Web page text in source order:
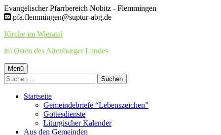
Springe
zum
Evangelischer Pfarrbereich Nobitz - Flemmingen
pfa.flemmingen@suptur-abg.de
Kirche im Wieratal
im Osten des Altenburger Landes
Primäres
Menü
Menü
Suchen
nach:
Startseite
Gemeindebriefe “Lebenszeichen”
Gottesdienste
Liturgischer Kalender
Aus den Gemeinden